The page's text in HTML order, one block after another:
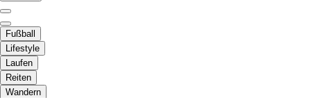
Fußball
Lifestyle
Laufen
Reiten
Wandern